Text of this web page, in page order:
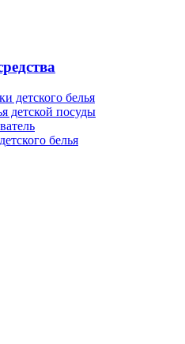
детского белья
детской посуды
белья